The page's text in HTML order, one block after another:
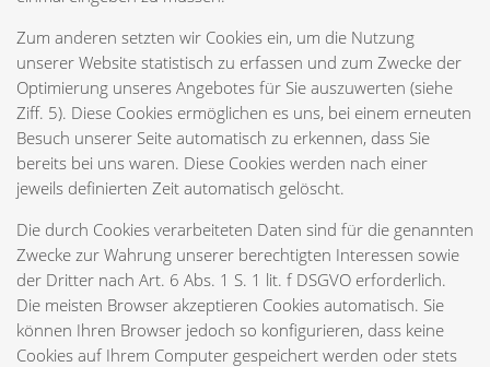
Zum anderen setzten wir Cookies ein, um die Nutzung
unserer Website statistisch zu erfassen und zum Zwecke der
Optimierung unseres Angebotes für Sie auszuwerten (siehe
Ziff. 5). Diese Cookies ermöglichen es uns, bei einem erneuten
Besuch unserer Seite automatisch zu erkennen, dass Sie
bereits bei uns waren. Diese Cookies werden nach einer
jeweils definierten Zeit automatisch gelöscht.
Die durch Cookies verarbeiteten Daten sind für die genannten
Zwecke zur Wahrung unserer berechtigten Interessen sowie
der Dritter nach Art. 6 Abs. 1 S. 1 lit. f DSGVO erforderlich.
Die meisten Browser akzeptieren Cookies automatisch. Sie
können Ihren Browser jedoch so konfigurieren, dass keine
Cookies auf Ihrem Computer gespeichert werden oder stets